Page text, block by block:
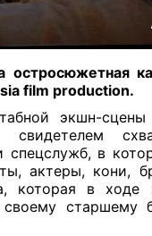
film production.
экшн-
свидетелем
спецслужб, в
актеры, кони,
в ходе
старшему